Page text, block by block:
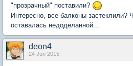
"прозрачный" поставили?
Интересно, все балконы застеклили?
оставалась недоделанной...
deon4
24 Jun 2015